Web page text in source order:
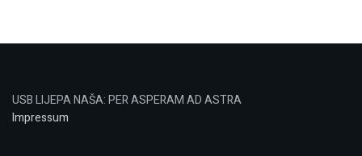
USB LIJEPA NAŠA: PER ASPERAM AD ASTRA
Impressum